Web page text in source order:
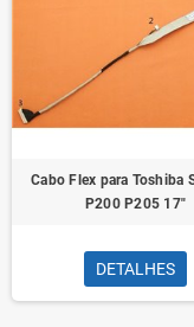
Cabo Flex para Toshiba
P200 P205 17"
DETALHES